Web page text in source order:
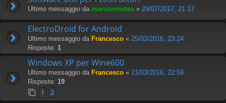
Ultimo messaggio da marconmeteo « 29/07/2017, 21:17
ElectroDroid for Android
Ultimo messaggio da Francesco « 25/03/2016, 23:24
Risposte: 1
Windows XP per Wine600
Ultimo messaggio da Francesco « 21/03/2016, 22:59
Risposte: 19
1 2